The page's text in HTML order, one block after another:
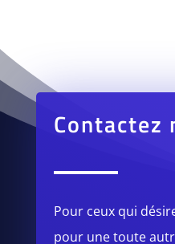
Contactez
Pour ceux qui
pour une toute